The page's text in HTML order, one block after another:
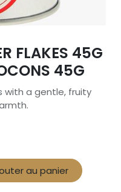
FLAKES 45G
45G
with a gentle, fruity
au panier